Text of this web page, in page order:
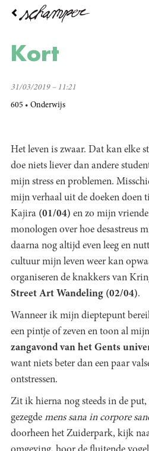
Overslaan
inhoud Kort
31/03/2019 – 11:21
605 Onderwijs
Het leven is zwaar. Dat kan elke
doe niets liever dan andere
mijn stress en problemen.
mijn verhaal uit de doeken doen
Kajira (01/04) en zo mijn
monologen over hoe desastreus
daarna nog altijd even leeg en
cultuur mijn leven weer kan
organiseren de knakkers van
Street Art Wandeling (02/04).
Wanneer ik mijn dieptepunt
een pintje of zeven en toon al
zangavond van het Gents
want niets beter dan een paar
ontstressen.
Zit ik hierna nog steeds in de
gezegde mens sana in corpore
doorheen het Zuiderpark, kijk